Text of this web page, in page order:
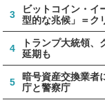
3
ビットコイン・イ
型的な兆候」＝ク
4
トランプ大統領
延期も
5
暗号資産交換業
庁と警察庁